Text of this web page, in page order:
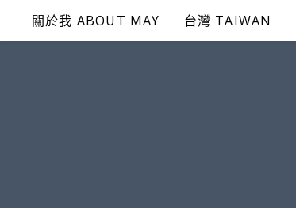
content
關於我 ABOUT MAY 台灣 TAIWAN